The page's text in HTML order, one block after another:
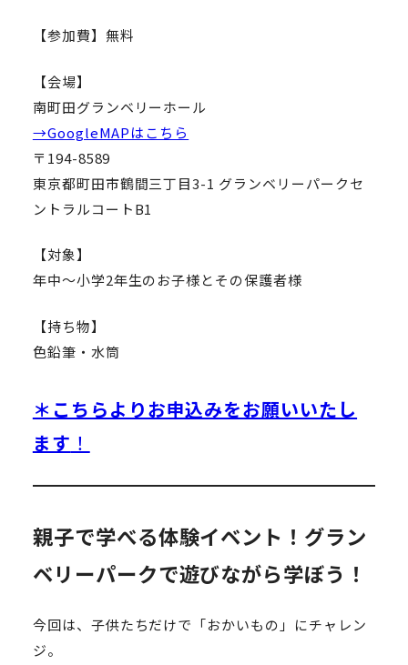
【参加費】無料
【会場】
南町田グランベリーホール
→GoogleMAPはこちら
〒194-8589
東京都町田市鶴間三丁目3-1 グランベリーパークセ
ントラルコートB1
【対象】
年中～小学2年生のお子様とその保護者様
【持ち物】
色鉛筆・水筒
＊こちらよりお申込みをお願いいたし
ます ！
親子で学べる体験イベント！グラン
ベリーパークで遊びながら学ぼう！
今回は、子供たちだけで「おかいもの」にチャレン
ジ。